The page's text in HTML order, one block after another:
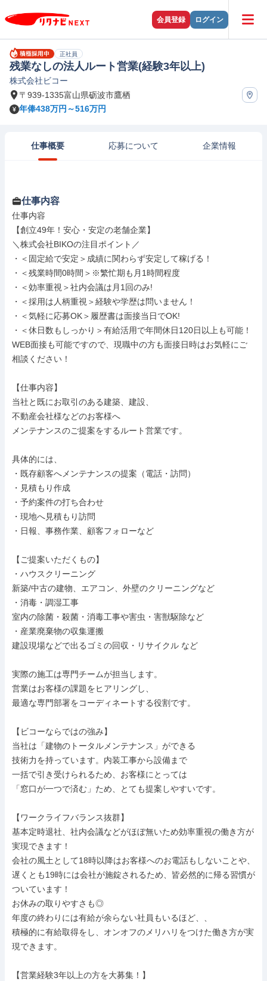
会員登録 ログイン
正社員
残業なしの法人ルート営業(経験3年以上)
株式会社ビコー
〒939-1335富山県砺波市鷹栖
年俸438万円～516万円
仕事概要 応募について 企業情報
仕事内容
仕事内容
【創立49年！安心・安定の老舗企業】
＼株式会社BIKOの注目ポイント／
・＜固定給で安定＞成績に関わらず安定して稼げる！
・＜残業時間0時間＞※繁忙期も月1時間程度
・＜効率重視＞社内会議は月1回のみ!
・＜採用は人柄重視＞経験や学歴は問いません！
・＜気軽に応募OK＞履歴書は面接当日でOK!
・＜休日数もしっかり＞有給活用で年間休日120日以上も可能！
WEB面接も可能ですので、現職中の方も面接日時はお気軽にご
相談ください！
【仕事内容】
当社と既にお取引のある建築、建設、
不動産会社様などのお客様へ
メンテナンスのご提案をするルート営業です。
具体的には、
・既存顧客へメンテナンスの提案（電話・訪問）
・見積もり作成
・予約案件の打ち合わせ
・現地へ見積もり訪問
・日報、事務作業、顧客フォローなど
【ご提案いただくもの】
・ハウスクリーニング
新築/中古の建物、エアコン、外壁のクリーニングなど
・消毒・調湿工事
室内の除菌・殺菌・消毒工事や害虫・害獣駆除など
・産業廃棄物の収集運搬
建設現場などで出るゴミの回収・リサイクル など
実際の施工は専門チームが担当します。
営業はお客様の課題をヒアリングし、
最適な専門部署をコーディネートする役割です。
【ビコーならではの強み】
当社は「建物のトータルメンテナンス」ができる
技術力を持っています。内装工事から設備まで
一括で引き受けられるため、お客様にとっては
「窓口が一つで済む」ため、とても提案しやすいです。
【ワークライフバランス抜群】
基本定時退社、社内会議などがほぼ無いため効率重視の働き方が
実現できます！
会社の風土として18時以降はお客様へのお電話もしないことや、
遅くとも19時には会社が施錠されるため、皆必然的に帰る習慣が
ついています！
お休みの取りやすさも◎
年度の終わりには有給が余らない社員もいるほど、、
積極的に有給取得をし、オンオフのメリハリをつけた働き方が実
現できます。
【営業経験3年以上の方を大募集！】